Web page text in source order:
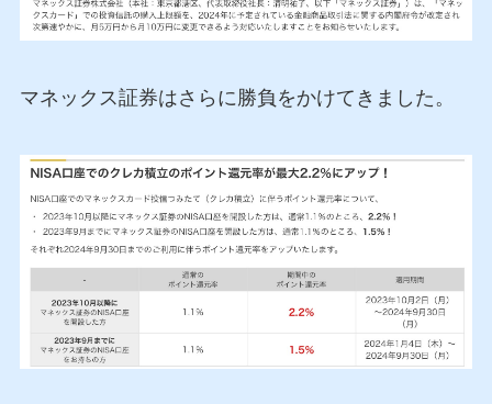
マネックス証券はさらに勝負をかけてきました。